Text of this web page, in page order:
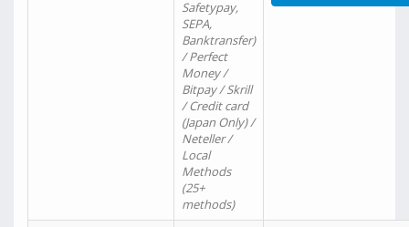
Safetypay,
SEPA,
Banktransfer)
/ Perfect
Money /
Bitpay / Skrill
/ Credit card
(Japan Only) /
Neteller /
Local
Methods
(25+
methods)